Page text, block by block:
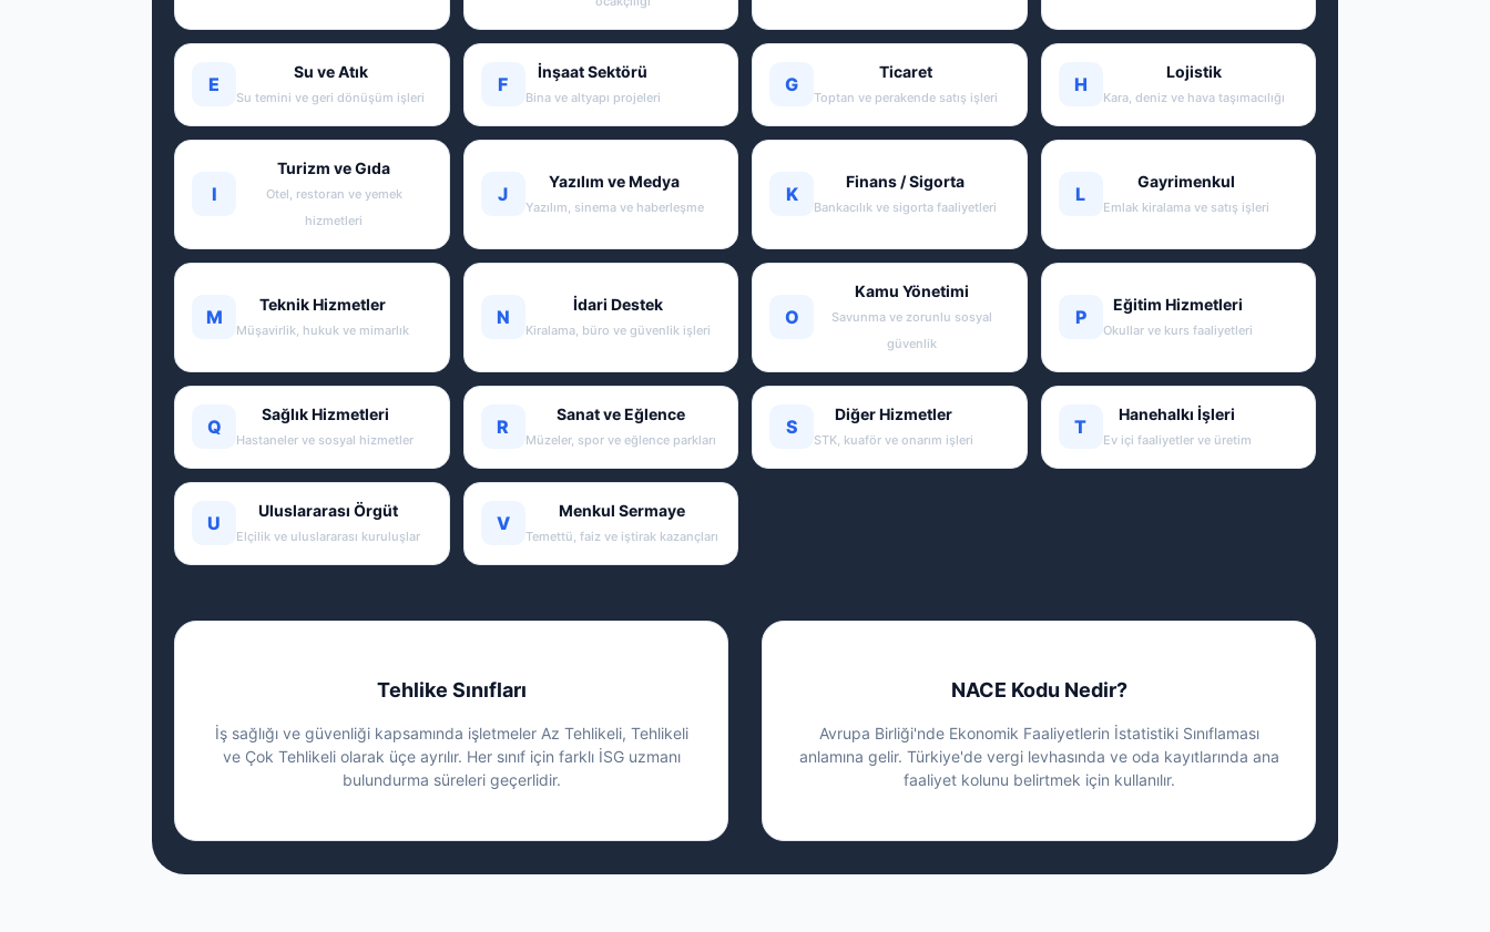
E
Su ve Atık
Su temini ve geri dönüşüm işleri
F
İnşaat Sektörü
Bina ve altyapı projeleri
G
Ticaret
Toptan ve perakende satış işleri
H
Lojistik
Kara, deniz ve hava taşımacılığı
I
Turizm ve Gıda
Otel, restoran ve yemek
hizmetleri
J
Yazılım ve Medya
Yazılım, sinema ve haberleşme
K
Finans / Sigorta
Bankacılık ve sigorta faaliyetleri
L
Gayrimenkul
Emlak kiralama ve satış işleri
M
Teknik Hizmetler
Müşavirlik, hukuk ve mimarlık
N
İdari Destek
Kiralama, büro ve güvenlik işleri
O
Kamu Yönetimi
Savunma ve zorunlu sosyal
güvenlik
P
Eğitim Hizmetleri
Okullar ve kurs faaliyetleri
Q
Sağlık Hizmetleri
Hastaneler ve sosyal hizmetler
R
Sanat ve Eğlence
Müzeler, spor ve eğlence parkları
S
Diğer Hizmetler
STK, kuaför ve onarım işleri
T
Hanehalkı İşleri
Ev içi faaliyetler ve üretim
U
Uluslararası Örgüt
Elçilik ve uluslararası kuruluşlar
V
Menkul Sermaye
Temettü, faiz ve iştirak kazançları
Tehlike Sınıfları
İş sağlığı ve güvenliği kapsamında işletmeler Az Tehlikeli, Tehlikeli
ve Çok Tehlikeli olarak üçe ayrılır. Her sınıf için farklı İSG uzmanı
bulundurma süreleri geçerlidir.
NACE Kodu Nedir?
Avrupa Birliği'nde Ekonomik Faaliyetlerin İstatistiki Sınıflaması
anlamına gelir. Türkiye'de vergi levhasında ve oda kayıtlarında ana
faaliyet kolunu belirtmek için kullanılır.